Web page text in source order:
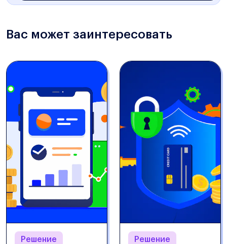
Вас может заинтересовать
Решение Решение